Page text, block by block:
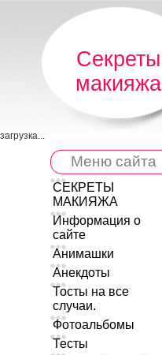
Секреты
макияжа
загрузка...
Меню сайта
СЕКРЕТЫ
МАКИЯЖА
Информация о
сайте
Анимашки
Анекдоты
Тосты на все
случаи.
Фотоальбомы
Тесты